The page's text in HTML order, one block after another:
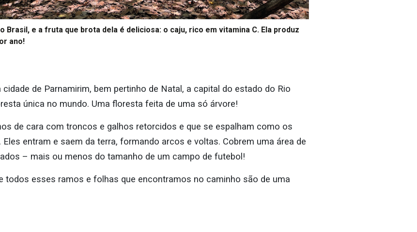
Brasil, e a fruta que brota dela é deliciosa: o caju, rico em vitamina C. Ela produz
ano!
de Parnamirim, bem pertinho de Natal, a capital do estado do Rio
única no mundo. Uma floresta feita de uma só árvore!
de cara com troncos e galhos retorcidos e que se espalham como os
entram e saem da terra, formando arcos e voltas. Cobrem uma área de
– mais ou menos do tamanho de um campo de futebol!
todos esses ramos e folhas que encontramos no caminho são de uma